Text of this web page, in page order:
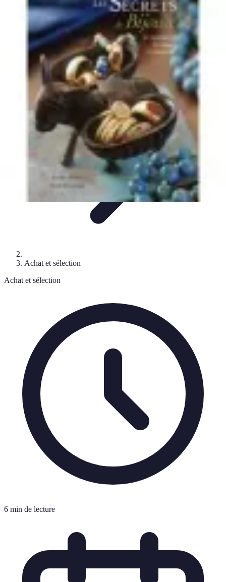
Poissons Frais
Achat et SélectionAchat et conservation
Conseils
d'AchatRecettes
Poissons Frais
Achat et sélection
Achat et sélection
6 min de lecture